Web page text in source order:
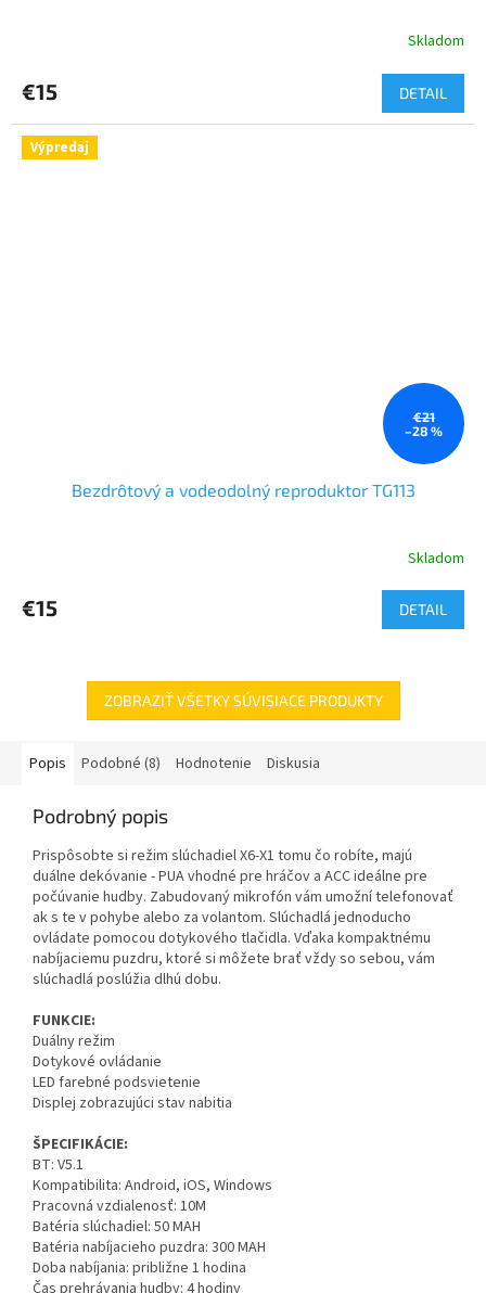
Skladom
€15 DETAIL
Výpredaj
€21
–28 %
Bezdrôtový a vodeodolný reproduktor TG113
Skladom
€15 DETAIL
ZOBRAZIŤ VŠETKY SÚVISIACE PRODUKTY
Popis Podobné (8) Hodnotenie Diskusia
Podrobný popis
Prispôsobte si režim slúchadiel X6-X1 tomu čo robíte, majú
duálne dekóvanie - PUA vhodné pre hráčov a ACC ideálne pre
počúvanie hudby. Zabudovaný mikrofón vám umožní telefonovať
ak s te v pohybe alebo za volantom. Slúchadlá jednoducho
ovládate pomocou dotykového tlačidla. Vďaka kompaktnému
nabíjaciemu puzdru, ktoré si môžete brať vždy so sebou, vám
slúchadlá poslúžia dlhú dobu.
FUNKCIE:
Duálny režim
Dotykové ovládanie
LED farebné podsvietenie
Displej zobrazujúci stav nabitia
ŠPECIFIKÁCIE:
BT: V5.1
Kompatibilita: Android, iOS, Windows
Pracovná vzdialenosť: 10M
Batéria slúchadiel: 50 MAH
Batéria nabíjacieho puzdra: 300 MAH
Doba nabíjania: približne 1 hodina